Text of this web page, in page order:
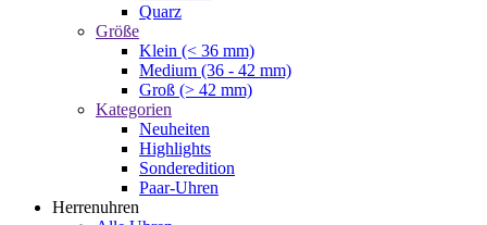
Quarz
Größe
Klein (< 36 mm)
Medium (36 - 42 mm)
Groß (> 42 mm)
Kategorien
Neuheiten
Highlights
Sonderedition
Paar-Uhren
Herrenuhren